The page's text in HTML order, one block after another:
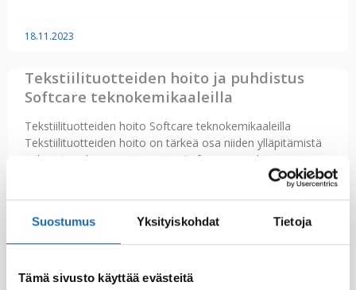
Suostumus Yksityiskohdat Tietoja
Tämä sivusto käyttää evästeitä
18.11.2023
Tekstiilituotteiden hoito ja puhdistus
Softcare teknokemikaaleilla
Tekstiilituotteiden hoito Softcare teknokemikaaleilla
Tekstiilituotteiden hoito on tärkeä osa niiden ylläpitämistä
ja kestävyyden varmistamista. Softcare on johtava
Miten Softcare teknokemikaalit